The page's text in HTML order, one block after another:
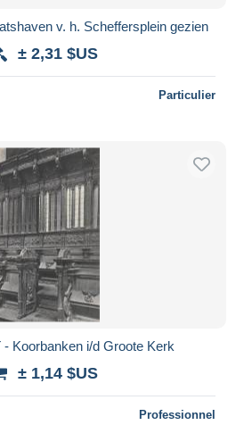
v. h. Scheffersplein gezien
± 2,31 $US
Particulier
Koorbanken i/d Groote Kerk
± 1,14 $US
Professionnel